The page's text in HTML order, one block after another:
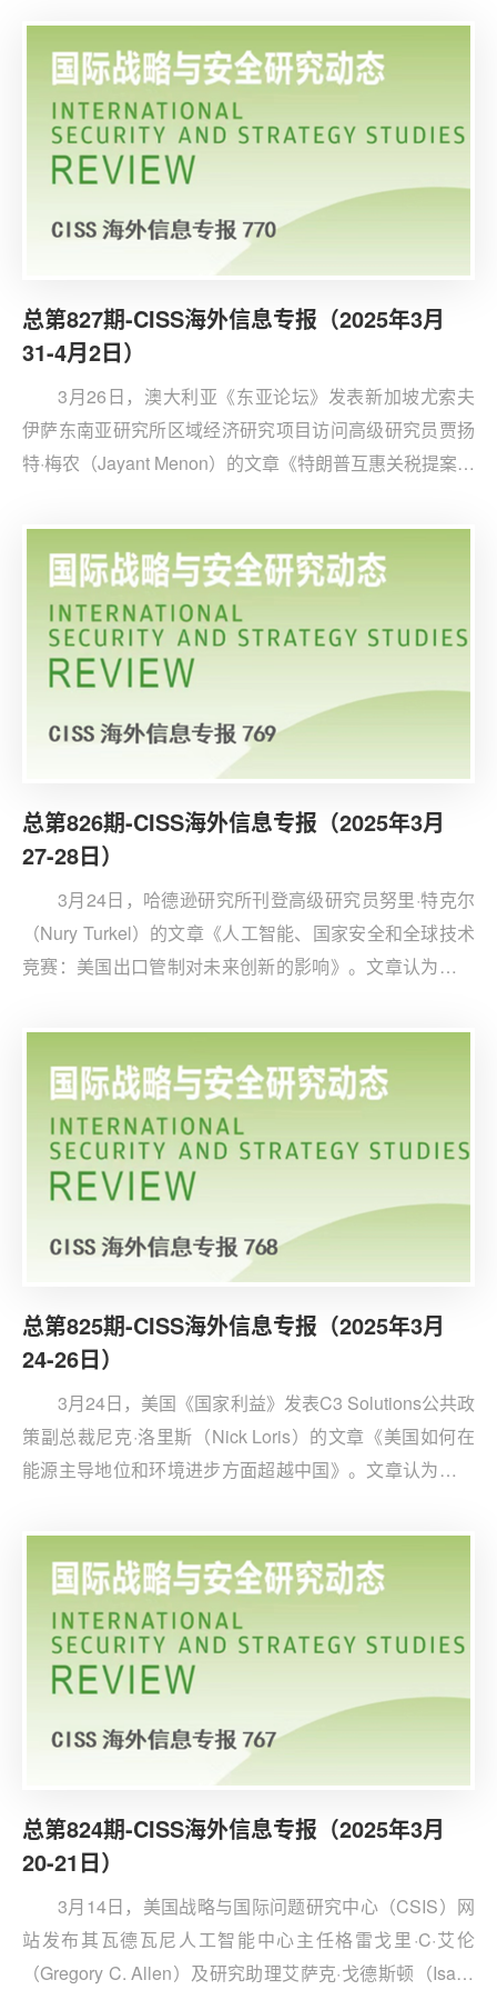
智能正推动军事战略从“人力密集型”向“算法驱动型”跃迁，
其数据处理与自主决策能力在提升作战效能的同时，也带
来了伦理与安全风险。人工智能对军事战略有四大核心影
响：一是决策机制革新。
总第827期-CISS海外信息专报（2025年3月
31-4月2日）
3月26日，澳大利亚《东亚论坛》发表新加坡尤索夫
伊萨东南亚研究所区域经济研究项目访问高级研究员贾扬
特·梅农（Jayant Menon）的文章《特朗普互惠关税提案的
体现出贸易政策极不稳定的特点：全球关税打击钢铁和铝
产业，早先的威胁关税可能会被互惠关税政策所取代。
总第826期-CISS海外信息专报（2025年3月
27-28日）
3月24日，哈德逊研究所刊登高级研究员努里·特克尔
（Nury Turkel）的文章《人工智能、国家安全和全球技术
竞赛：美国出口管制对未来创新的影响》。文章认为，中
方式遏制中国人工智能发展，但面临安全与经济的双重挑
总第825期-CISS海外信息专报（2025年3月
24-26日）
3月24日，美国《国家利益》发表C3 Solutions公共政
策副总裁尼克·洛里斯（Nick Loris）的文章《美国如何在
能源主导地位和环境进步方面超越中国》。文章认为，面
商业核电容量增加及研发预算大幅上涨，美国必须通过支
持增长、支持环境和支持能源的政策议程走出自己的道
路。
总第824期-CISS海外信息专报（2025年3月
20-21日）
3月14日，美国战略与国际问题研究中心（CSIS）网
站发布其瓦德瓦尼人工智能中心主任格雷戈里·C·艾伦
（Gregory C. Allen）及研究助理艾萨克·戈德斯顿（Isaac